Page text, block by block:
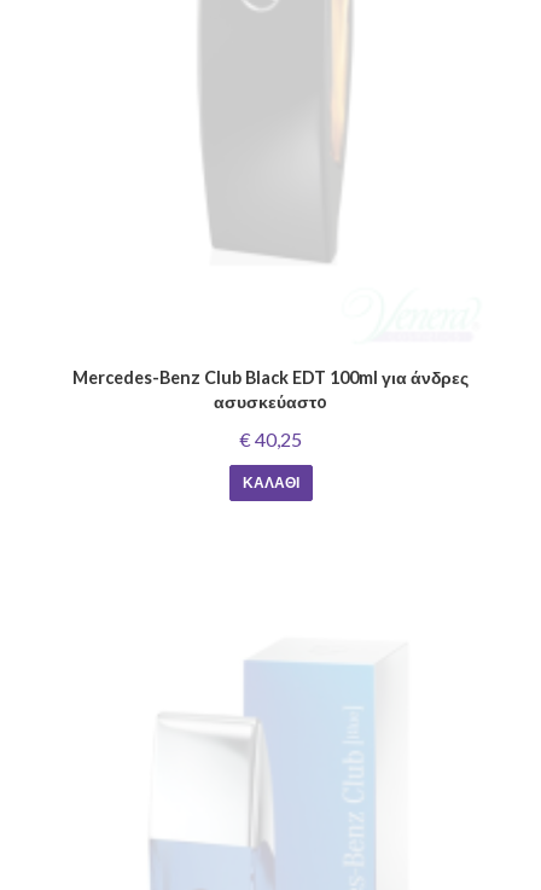
Mercedes-Benz Club Black EDT 100ml για άνδρες
ασυσκεύαστo
€ 40,25
ΚΑΛΆΘΙ